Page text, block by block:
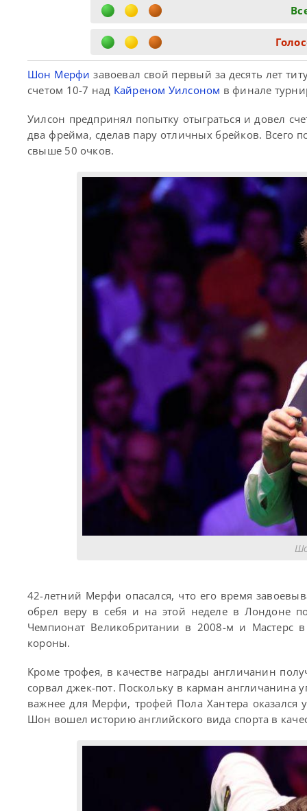
Шон Мерфи завоевал свой первый за десять лет
счетом 10-7 над Кайреном Уилсоном в финале
Уилсон предпринял попытку отыграться и довел
два фрейма, сделав пару отличных брейков. Всего
свыше 50 очков.
42-летний Мерфи опасался, что его время
обрел веру в себя и на этой неделе в Лондоне
Чемпионат Великобритании в 2008-м и Мастерс
короны.
Кроме трофея, в качестве награды англичанин
сорвал джек-пот. Поскольку в карман англичанина
важнее для Мерфи, трофей Пола Хантера
Шон вошел историю английского вида спорта в